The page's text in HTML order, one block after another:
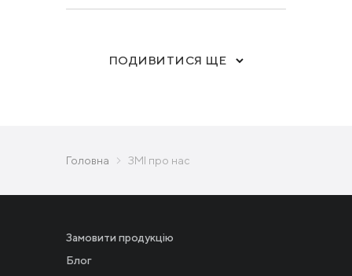
ПОДИВИТИСЯ ЩЕ
Головна ЗМІ про нас
Замовити продукцію
Блог